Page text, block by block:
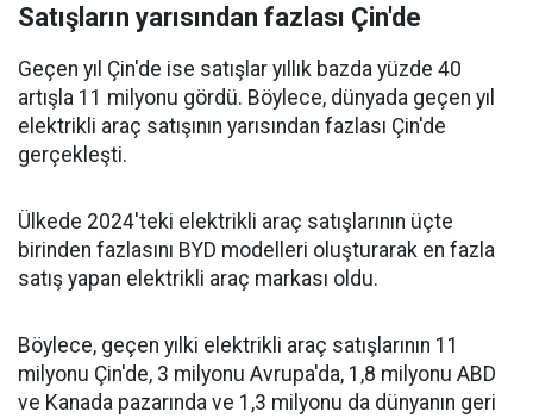
Satışların yarısından fazlası Çin'de
Geçen yıl Çin'de ise satışlar yıllık bazda yüzde 40
artışla 11 milyonu gördü. Böylece, dünyada geçen yıl
elektrikli araç satışının yarısından fazlası Çin'de
gerçekleşti.
Ülkede 2024'teki elektrikli araç satışlarının üçte
birinden fazlasını BYD modelleri oluşturarak en fazla
satış yapan elektrikli araç markası oldu.
Böylece, geçen yılki elektrikli araç satışlarının 11
milyonu Çin'de, 3 milyonu Avrupa'da, 1,8 milyonu ABD
ve Kanada pazarında ve 1,3 milyonu da dünyanın geri